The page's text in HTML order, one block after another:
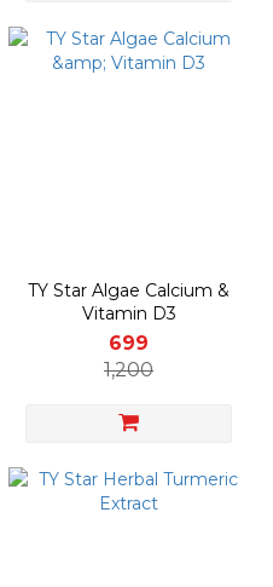
TY Star Algae Calcium &
Vitamin D3
699
1,200